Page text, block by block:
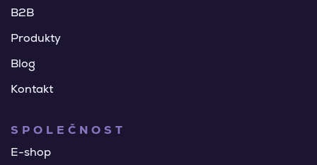
B2B
Produkty
Blog
Kontakt
SPOLEČNOST
E-shop